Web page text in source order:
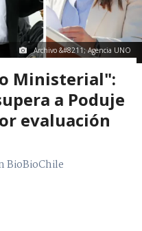
Archivo &#8211; Agencia UNO
Ministerial":
a Poduje
evaluación
BioBioChile